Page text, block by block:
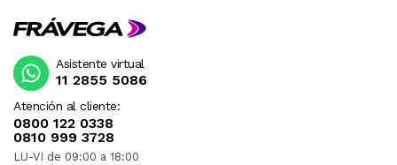
Atención al cliente:
0800 122 0338
0810 999 3728
LU-VI de 09:00 a 18:00
Asistente virtual
11 2855 5086